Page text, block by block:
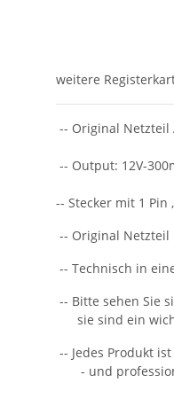
weitere
-- Original Netzteil
-- Output: 12V-
-- Stecker mit 1 Pin
-- Original Netzteil
-- Technisch in
-- Bitte sehen Sie
sie sind ein
-- Jedes Produkt
- und